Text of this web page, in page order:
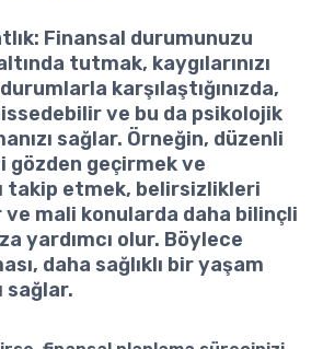
: Finansal durumunuzu
tutmak, kaygılarınızı
karşılaştığınızda,
ve bu da psikolojik
sağlar. Örneğin, düzenli
gözden geçirmek ve
takip etmek, belirsizlikleri
ve mali konularda daha bilinçli
yardımcı olur. Böylece
daha sağlıklı bir yaşam
sağlar.